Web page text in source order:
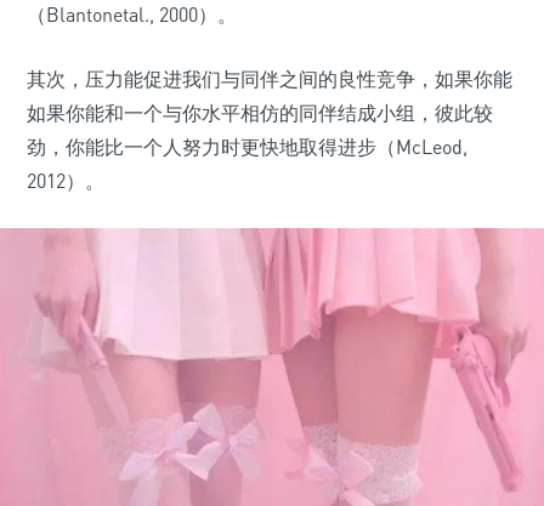
（Blantonetal., 2000）。
其次，压力能促进我们与同伴之间的良性竞争，如果你能
如果你能和一个与你水平相仿的同伴结成小组，彼此较
劲，你能比一个人努力时更快地取得进步（McLeod,
2012）。